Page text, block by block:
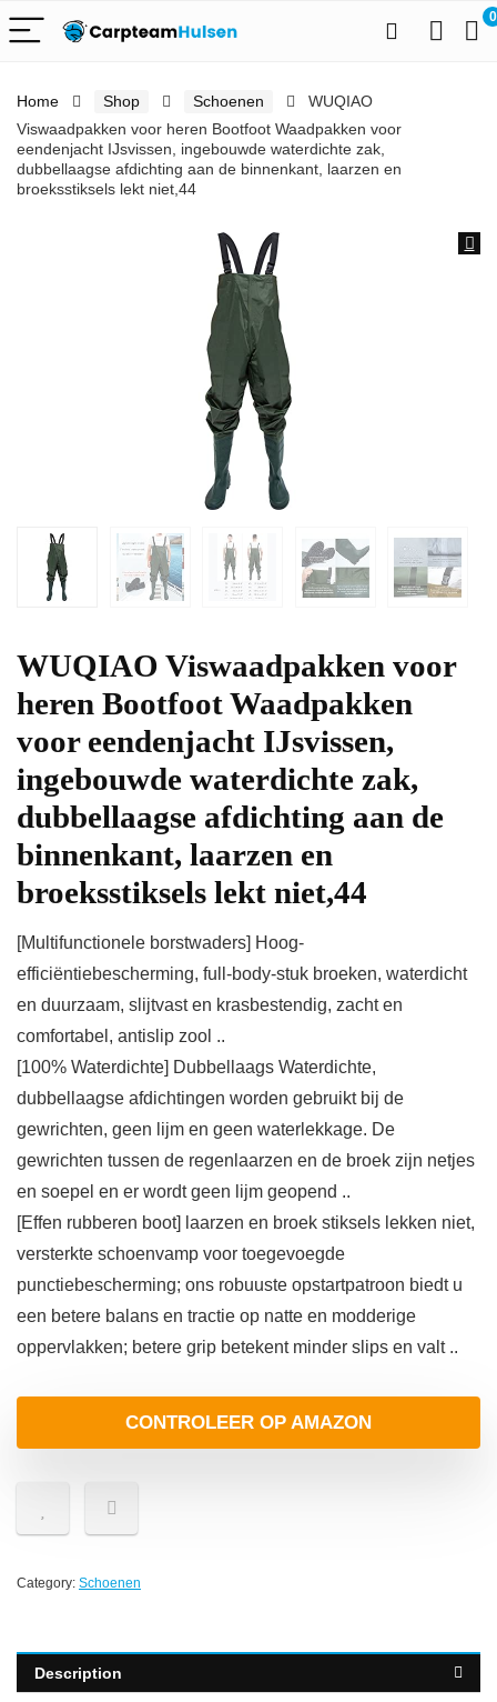
0
Home Shop Schoenen
WUQIAO
Viswaadpakken voor heren Bootfoot Waadpakken voor
eendenjacht IJsvissen, ingebouwde waterdichte zak,
dubbellaagse afdichting aan de binnenkant, laarzen en
broeksstiksels lekt niet,44
WUQIAO Viswaadpakken voor
heren Bootfoot Waadpakken
voor eendenjacht IJsvissen,
ingebouwde waterdichte zak,
dubbellaagse afdichting aan de
binnenkant, laarzen en
broeksstiksels lekt niet,44
[Multifunctionele borstwaders] Hoog-
efficiëntiebescherming, full-body-stuk broeken, waterdicht
en duurzaam, slijtvast en krasbestendig, zacht en
comfortabel, antislip zool ..
[100% Waterdichte] Dubbellaags Waterdichte,
dubbellaagse afdichtingen worden gebruikt bij de
gewrichten, geen lijm en geen waterlekkage. De
gewrichten tussen de regenlaarzen en de broek zijn netjes
en soepel en er wordt geen lijm geopend ..
[Effen rubberen boot] laarzen en broek stiksels lekken niet,
versterkte schoenvamp voor toegevoegde
punctiebescherming; ons robuuste opstartpatroon biedt u
een betere balans en tractie op natte en modderige
oppervlakken; betere grip betekent minder slips en valt ..
CONTROLEER OP AMAZON
Category: Schoenen
Description